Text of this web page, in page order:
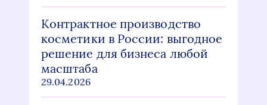
Контрактное производство
косметики в России: выгодное
решение для бизнеса любой
масштаба
29.04.2026